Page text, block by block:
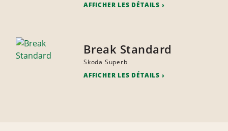
AFFICHER LES DÉTAILS
Break Standard
Skoda Superb
AFFICHER LES DÉTAILS